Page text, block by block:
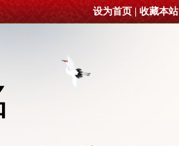
设为首页 收藏本站